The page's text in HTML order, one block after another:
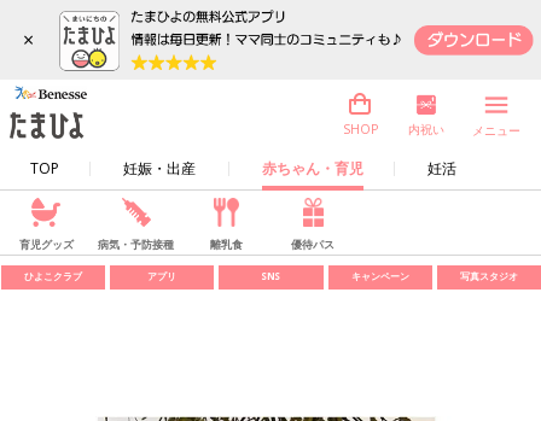
×
TOP 妊娠・出産 赤ちゃん・育児 妊活
SHOP 内祝い メニュー
育児グッズ 病気・予防接種 離乳食 優待パス
ひよこクラブ アプリ SNS キャンペーン 写真スタジオ